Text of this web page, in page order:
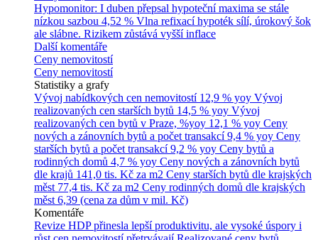
Hypomonitor: I duben přepsal hypoteční maxima se stále
nízkou sazbou 4,52 % Vlna refixací hypoték sílí, úrokový šok
ale slábne. Rizikem zůstává vyšší inflace
Další komentáře
Ceny nemovitostí
Ceny nemovitostí
Statistiky a grafy
Vývoj nabídkových cen nemovitostí 12,9 % yoy Vývoj
realizovaných cen starších bytů 14,5 % yoy Vývoj
realizovaných cen bytů v Praze, %yoy 12,1 % yoy Ceny
nových a zánovních bytů a počet transakcí 9,4 % yoy Ceny
starších bytů a počet transakcí 9,2 % yoy Ceny bytů a
rodinných domů 4,7 % yoy Ceny nových a zánovních bytů
dle krajů 141,0 tis. Kč za m2 Ceny starších bytů dle krajských
měst 77,4 tis. Kč za m2 Ceny rodinných domů dle krajských
měst 6,39 (cena za dům v mil. Kč)
Komentáře
Revize HDP přinesla lepší produktivitu, ale vysoké úspory i